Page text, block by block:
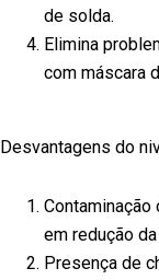
de solda.
Elimina
com máscara
Desvantagens do
em redução
Presença de